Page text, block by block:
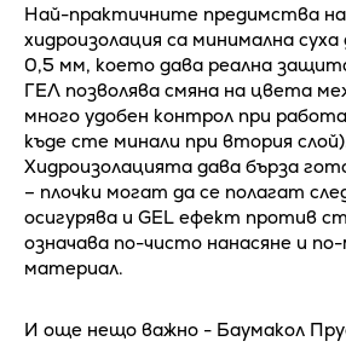
Най-практичните предимства
хидроизолация са минимална суха
0,5 мм, което дава реална
ГЕЛ позволява смяна на цвета
много удобен контрол при
къде сте минали при втория
Хидроизолацията дава бърза
– плочки могат да се полагат
осигурява и GEL ефект против
означава по-чисто нанасяне и
материал.
И още нещо важно - Баумакол